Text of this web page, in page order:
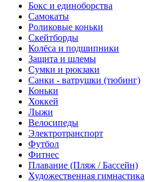
Бокс и единоборства
Самокаты
Роликовые коньки
Скейтборды
Колёса и подшипники
Защита и шлемы
Сумки и рюкзаки
Санки - ватрушки (тюбинг)
Коньки
Хоккей
Лыжи
Велосипеды
Электротранспорт
Футбол
Фитнес
Плавание (Пляж / Бассейн)
Художественная гимнастика